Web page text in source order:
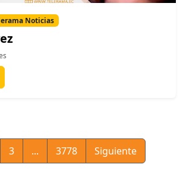
Noticias
3 ... 3778 Siguiente